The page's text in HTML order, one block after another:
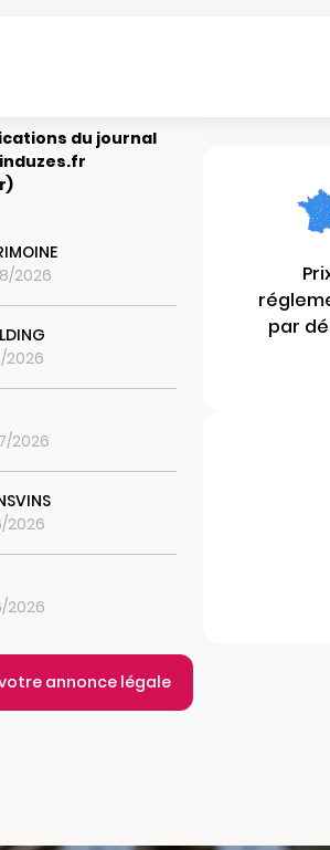
du journal
2026
2026
2026
2026
2026
annonce légale
par